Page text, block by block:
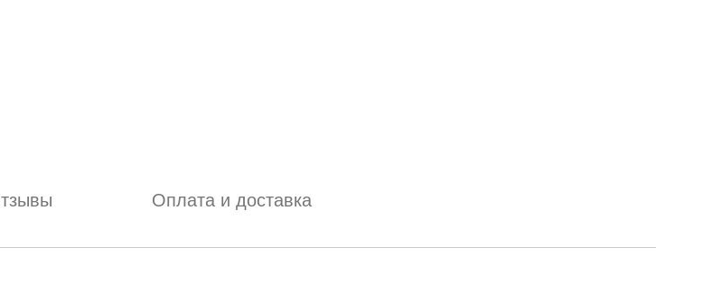
Оплата и доставка